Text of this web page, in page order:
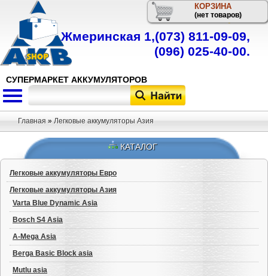
КОРЗИНА
(нет товаров)
СУПЕРМАРКЕТ АККУМУЛЯТОРОВ
Телефон
Жмеринская 1,(073) 811-09-09,
(096) 025-40-00.
Главная » Легковые аккумуляторы Азия
КАТАЛОГ
Легковые аккумуляторы Евро
Легковые аккумуляторы Азия
Varta Blue Dynamic Asia
Bosch S4 Asia
A-Mega Asia
Berga Basic Block asia
Mutlu asia